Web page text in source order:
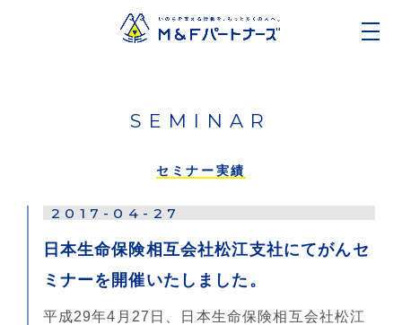
SEMINAR
セミナー実績
2017-04-27
日本生命保険相互会社松江支社にてがんセ
ミナーを開催いたしました。
平成29年4月27日、日本生命保険相互会社松江